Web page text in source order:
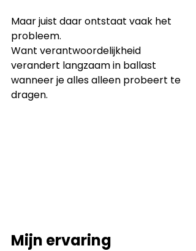
Maar juist daar ontstaat vaak het
probleem.
Want verantwoordelijkheid
verandert langzaam in ballast
wanneer je alles alleen probeert te
dragen.
Mijn ervaring